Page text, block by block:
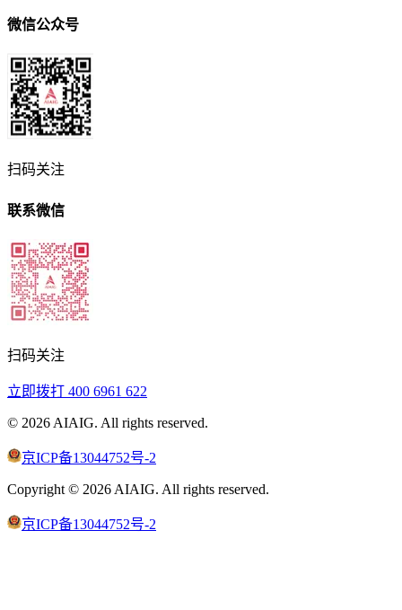
微信公众号
扫码关注
联系微信
扫码关注
立即拨打 400 6961 622
© 2026 AIAIG. All rights reserved.
京ICP备13044752号-2
Copyright © 2026 AIAIG. All rights reserved.
京ICP备13044752号-2